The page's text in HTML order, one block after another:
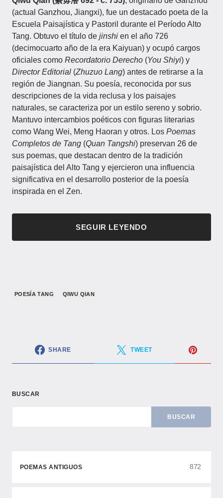
(actual Ganzhou, Jiangxi), fue un destacado poeta de la
Escuela Paisajística y Pastoril durante el Período Alto
Tang. Obtuvo el título de jinshi en el año 726
(decimocuarto año de la era Kaiyuan) y ocupó cargos
oficiales como Recordatorio Derecho (You Shiyi) y
Director Editorial (Zhuzuo Lang) antes de retirarse a la
región de Jiangnan. Su poesía, reconocida por sus
descripciones de la vida reclusa y los paisajes
naturales, se caracteriza por un estilo sereno y sobrio.
Mantuvo intercambios poéticos con figuras literarias
como Wang Wei, Meng Haoran y otros. Los Poemas
Completos de Tang (Quan Tangshi) preservan 26 de
sus poemas, que destacan dentro de la tradición
paisajística del Alto Tang y ejercieron una influencia
significativa en el desarrollo posterior de la poesía
inspirada en el Zen.
SEGUIR LEYENDO
POESÍA TANG QIWU QIAN
SHARE TWEET
BUSCAR
BUSCAR
POEMAS ANTIGUOS 872